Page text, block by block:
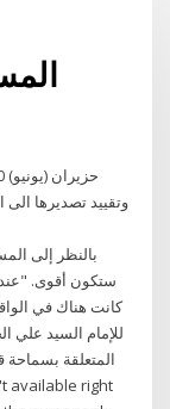
وتقييد تصديرها
بالنظر إلى
ستكون أقوى.
كانت هناك في
للإمام السيد علي
المتعلقة بسماحة